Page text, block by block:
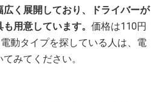
く展開しており、ドライバーが
用意しています。 価格は110円
動タイプを探している人は、電
みてください。